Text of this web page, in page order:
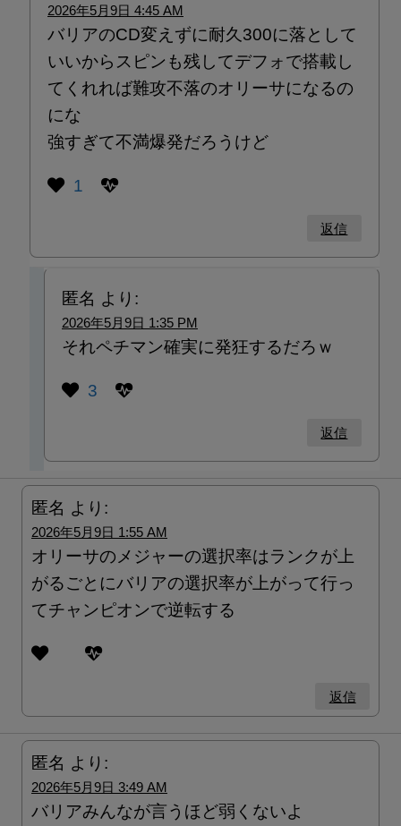
2026年5月9日 4:45 AM
バリアのCD変えずに耐久300に落として
いいからスピンも残してデフォで搭載し
てくれれば難攻不落のオリーサになるの
にな
強すぎて不満爆発だろうけど
1
返信
匿名 より:
2026年5月9日 1:35 PM
それペチマン確実に発狂するだろｗ
3
返信
匿名 より:
2026年5月9日 1:55 AM
オリーサのメジャーの選択率はランクが上
がるごとにバリアの選択率が上がって行っ
てチャンピオンで逆転する
返信
匿名 より:
2026年5月9日 3:49 AM
バリアみんなが言うほど弱くないよ